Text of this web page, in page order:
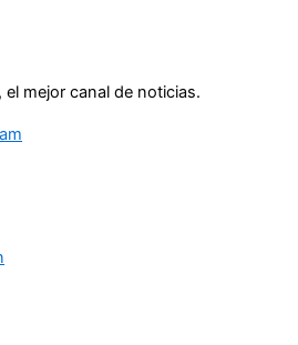
mejor canal de noticias.